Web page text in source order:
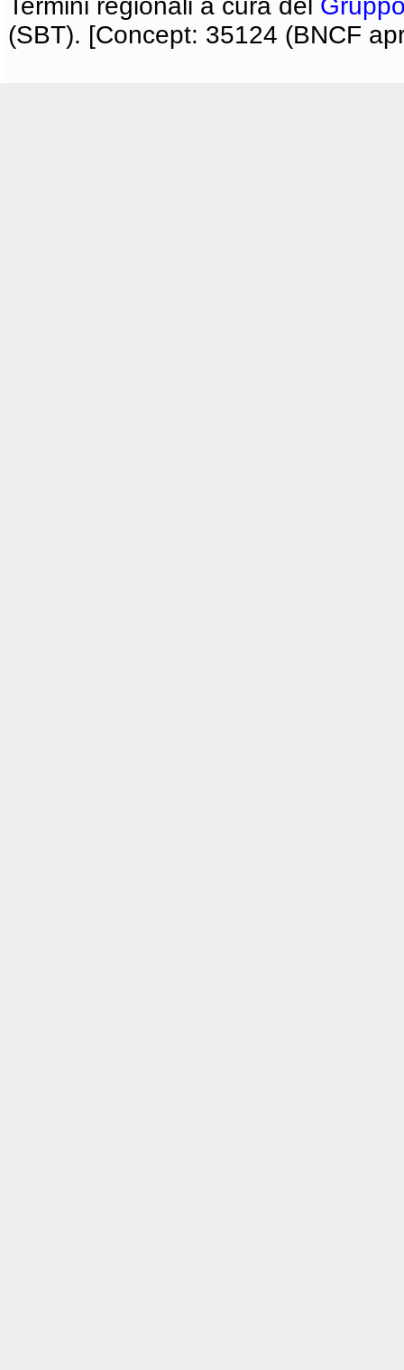
Termini regionali a cura del
(SBT). [Concept: 35124 (BNCF